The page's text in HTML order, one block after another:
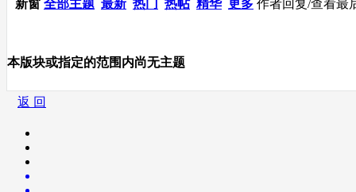
新窗 全部主题 最新 热门 热帖 精华 更多 作者回复/查看最
本版块或指定的范围内尚无主题
返 回